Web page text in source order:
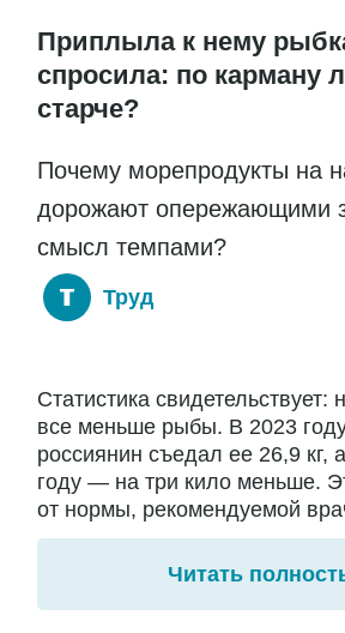
Приплыла к нему
спросила: по карману
старче?
Почему морепродукты на
дорожают опережающими
смысл темпами?
Труд
Статистика
все меньше рыбы. В 2023
россиянин съедал ее 26,9 кг,
году — на три кило меньше.
от нормы, рекомендуемой
Читать